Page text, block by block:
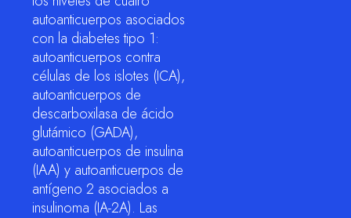
autoanticuerpos asociados
con la diabetes tipo 1:
autoanticuerpos contra
células de los islotes (ICA),
autoanticuerpos de
descarboxilasa de ácido
glutámico (GADA),
autoanticuerpos de insulina
(IAA) y autoanticuerpos de
antígeno 2 asociados a
insulinoma (IA-2A). Las